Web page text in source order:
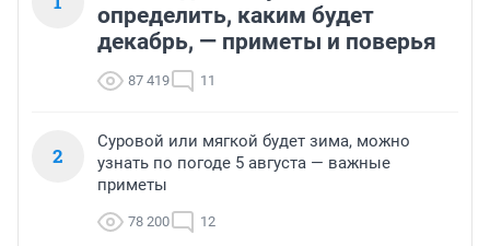
определить, каким будет
декабрь, — приметы и поверья
87 419 11
2
Суровой или мягкой будет зима, можно
узнать по погоде 5 августа — важные
приметы
78 200 12